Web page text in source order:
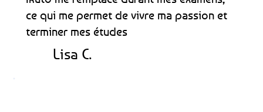
ce qui me permet de vivre ma passion et
terminer mes études
Lisa C.